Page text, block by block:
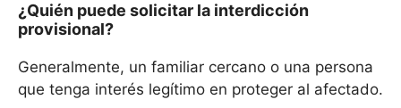
¿Quién puede solicitar la interdicción
provisional?
Generalmente, un familiar cercano o una persona
que tenga interés legítimo en proteger al afectado.